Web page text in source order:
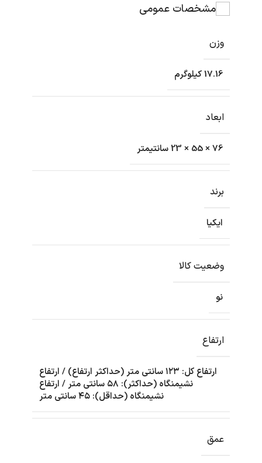
مشخصات عمومی
وزن
17.16 کیلوگرم
ابعاد
76 × 55 × 23 سانتیمتر
برند
ایکیا
وضعیت کالا
نو
ارتفاع
ارتفاع کل: ۱۲۳ سانتی متر (حداکثر ارتفاع) / ارتفاع
نشیمنگاه (حداکثر): ۵۸ سانتی متر / ارتفاع
نشیمنگاه (حداقل): ۴۵ سانتی متر
عمق